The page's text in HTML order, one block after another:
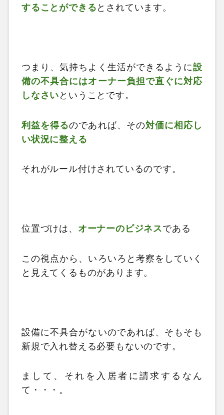
することができる とされています。
つまり、気持ちよく生活ができるように設
備の不具合にはオーナー負担で直ぐに対応
しなさい ということです。
利益を得るのであれば、その対価に相応し
い状況に整える
それがルール付けされているのです。
位置づけは、 オーナーのビジネスである
この視点から、いろいろと考察をしていく
と見えてくるものがあります。
設備に不具合がないのであれば、そもそも
新規で入れ替える必要もないのです。
まして、それを入居者に請求するなん
て・・・。